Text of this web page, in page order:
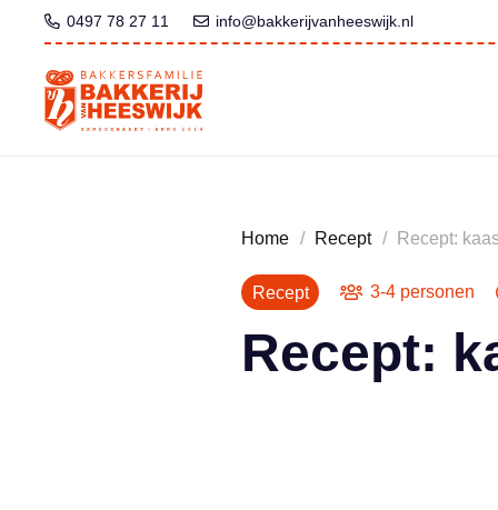
0497 78 27 11 info@bakkerijvanheeswijk.nl
Home / Recept / Recept:
Recept 3-4 personen
Recept: